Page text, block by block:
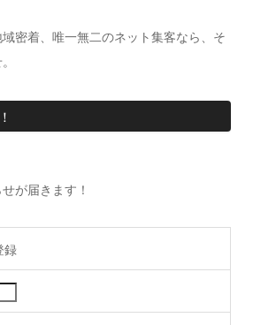
密着、唯一無二のネット集客なら、そ
が届きます！
録